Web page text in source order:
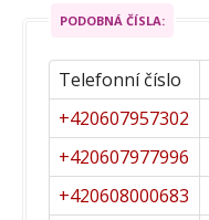
PODOBNÁ ČÍSLA:
Telefonní číslo
+420607957302
+420607977996
+420608000683